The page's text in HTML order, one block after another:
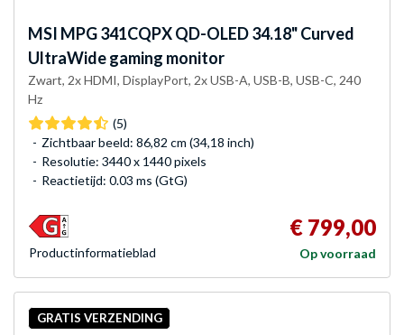
MSI MPG 341CQPX QD-OLED 34.18" Curved
UltraWide gaming monitor
Zwart, 2x HDMI, DisplayPort, 2x USB-A, USB-B, USB-C, 240
Hz
(5)
Zichtbaar beeld: 86,82 cm (34,18 inch)
Resolutie: 3440 x 1440 pixels
Reactietijd: 0.03 ms (GtG)
€ 799,00
Op voorraad
Product­informatieblad
GRATIS VERZENDING